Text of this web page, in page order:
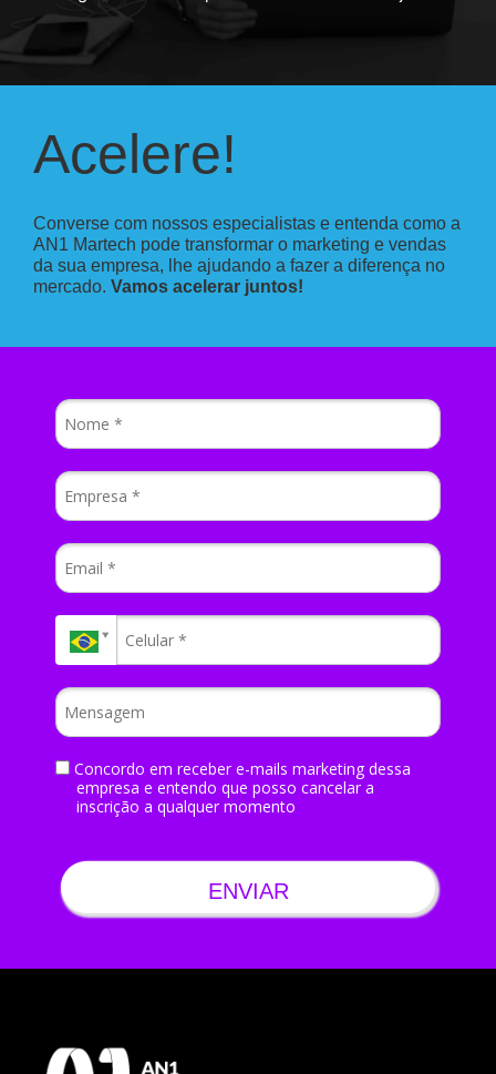
Acelere!
Converse com nossos especialistas e entenda como a
AN1 Martech pode transformar o marketing e vendas
da sua empresa, lhe ajudando a fazer a diferença no
mercado. Vamos acelerar juntos!
Concordo em receber e-mails marketing dessa
empresa e entendo que posso cancelar a
inscrição a qualquer momento
ENVIAR